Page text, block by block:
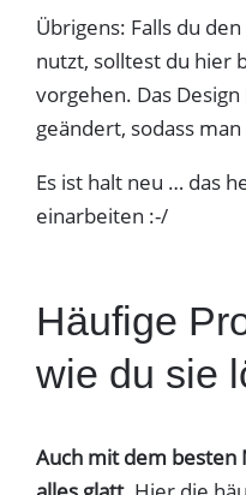
Übrigens: Falls du den
nutzt, solltest du hier
vorgehen. Das
geändert, sodass
Es ist halt neu … das
einarbeiten :-/
Häufige
wie du sie
Auch mit dem